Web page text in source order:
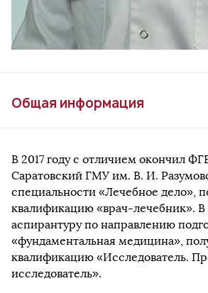
Общая информация
В 2017 году с отличием окончил
Саратовский ГМУ им. В. И.
специальности «Лечебное дело»,
квалификацию «врач-лечебник».
аспирантуру по направлению
«фундаментальная медицина»,
квалификацию «Исследователь.
исследователь».